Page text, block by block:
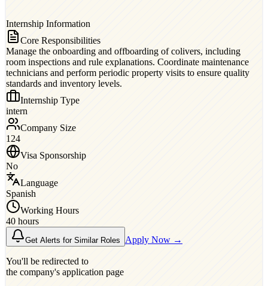
Internship Information
Core Responsibilities
Manage the onboarding and offboarding of colivers, including
room inspections and rule explanations. Coordinate maintenance
technicians and perform periodic property visits to ensure quality
standards and inventory levels.
Internship Type
intern
Company Size
124
Visa Sponsorship
No
Language
Spanish
Working Hours
40 hours
Get Alerts for Similar Roles Apply Now →
You'll be redirected to
the company's application page